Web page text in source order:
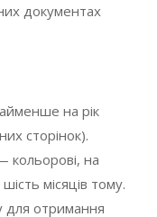
документах
на рік
сторінок).
кольорові, на
місяців тому.
для отримання